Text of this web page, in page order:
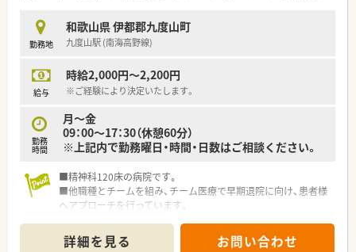
す。
勤務地
和歌山県 伊都郡九度山町
九度山駅 (南海高野線)
給与
時給2,000円～2,200円
※ご経験により決定いたします。
勤務
時間
月～金
09：00～17：30（休憩60分）
※上記内で勤務曜日・時間・日数はご相談ください。
■精神科120床の病院です。
■他職種とチームを組み、チーム医療で早期退院に向け、患者様
へアプローチを行っています。
安心してご勤務していただけます。
詳細を見る お問い合わせ